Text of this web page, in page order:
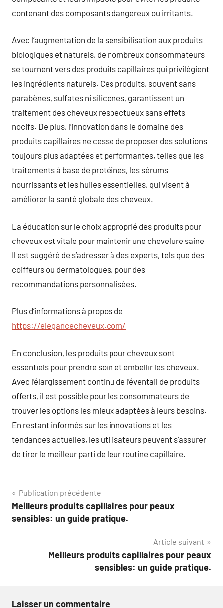
contenant des composants dangereux ou irritants.
Avec l’augmentation de la sensibilisation aux produits
biologiques et naturels, de nombreux consommateurs
se tournent vers des produits capillaires qui privilégient
les ingrédients naturels. Ces produits, souvent sans
parabènes, sulfates ni silicones, garantissent un
traitement des cheveux respectueux sans effets
nocifs. De plus, l’innovation dans le domaine des
produits capillaires ne cesse de proposer des solutions
toujours plus adaptées et performantes, telles que les
traitements à base de protéines, les sérums
nourrissants et les huiles essentielles, qui visent à
améliorer la santé globale des cheveux.
La éducation sur le choix approprié des produits pour
cheveux est vitale pour maintenir une chevelure saine.
Il est suggéré de s’adresser à des experts, tels que des
coiffeurs ou dermatologues, pour des
recommandations personnalisées.
Plus d’informations à propos de
https://elegancecheveux.com/
En conclusion, les produits pour cheveux sont
essentiels pour prendre soin et embellir les cheveux.
Avec l’élargissement continu de l’éventail de produits
offerts, il est possible pour les consommateurs de
trouver les options les mieux adaptées à leurs besoins.
En restant informés sur les innovations et les
tendances actuelles, les utilisateurs peuvent s’assurer
de tirer le meilleur parti de leur routine capillaire.
Navigation
de
Publication précédente
Meilleurs produits capillaires pour peaux
sensibles: un guide pratique.
Article suivant
Meilleurs produits capillaires pour peaux
sensibles: un guide pratique.
Laisser un commentaire